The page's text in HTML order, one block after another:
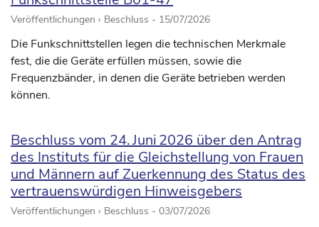
Veröffentlichungen › Beschluss - 15/07/2026
Die Funkschnittstellen legen die technischen Merkmale
fest, die die Geräte erfüllen müssen, sowie die
Frequenzbänder, in denen die Geräte betrieben werden
können.
Beschluss vom 24. Juni 2026 über den Antrag
des Instituts für die Gleichstellung von Frauen
und Männern auf Zuerkennung des Status des
vertrauenswürdigen Hinweisgebers
Veröffentlichungen › Beschluss - 03/07/2026